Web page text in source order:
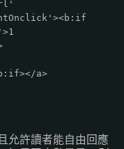
a>
允許讀者能自由回應